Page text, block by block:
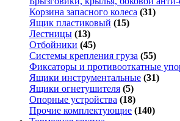
Корзина запасного колеса (31)
Ящик пластиковый (15)
Лестницы (13)
Отбойники (45)
Системы крепления груза (55)
Фиксаторы и противооткатные
Ящики инструментальные (31)
Ящики огнетушителя (5)
Опорные устройства (18)
Прочие комплектующие (140)